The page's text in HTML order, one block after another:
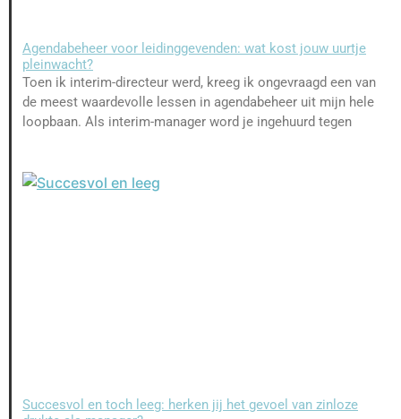
Agendabeheer voor leidinggevenden: wat kost jouw uurtje
pleinwacht?
Toen ik interim-directeur werd, kreeg ik ongevraagd een van
de meest waardevolle lessen in agendabeheer uit mijn hele
loopbaan. Als interim-manager word je ingehuurd tegen
Succesvol en toch leeg: herken jij het gevoel van zinloze